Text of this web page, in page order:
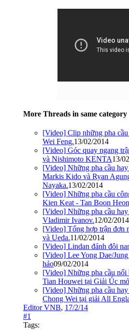
More Threads in same category
[Video] Clip những pha
Wei Feng.13/02/2014
[Video] Góc quay ngang
và Nishimoto KENTA13/
[Video] Những pha cầu
Markis Kido và Ryan
Nayaka.13/02/2014
[Video] Những pha cầu
Kien Keat - Tan Boon
[Video] Những pha cầu
Vladimir Ivanov.12/02/2014
[Video] Tổng hợp trận đơn
và Ueda.11/02/2014
[Video] Lindan đánh đôi
[Video] Lee Yong Dae/
hảo09/02/2014
[Video] Những pha cầu
Tian Houwei tại Giải Úc
[Video] Những pha cầu
Chong Wei tại giải All
Editor VNB, 17/2/14
#1
Tags: